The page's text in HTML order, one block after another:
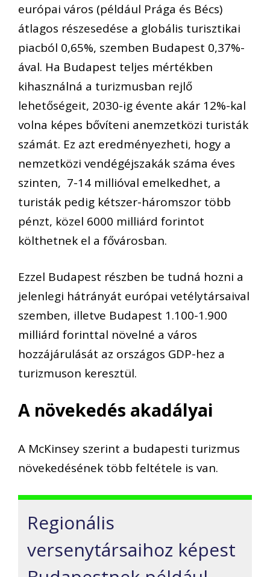
európai város (például Prága és Bécs)
átlagos részesedése a globális turisztikai
piacból 0,65%, szemben Budapest 0,37%-
ával. Ha Budapest teljes mértékben
kihasználná a turizmusban rejlő
lehetőségeit, 2030-ig évente akár 12%-kal
volna képes bővíteni anemzetközi turisták
számát. Ez azt eredményezheti, hogy a
nemzetközi vendégéjszakák száma éves
szinten, 7-14 millióval emelkedhet, a
turisták pedig kétszer-háromszor több
pénzt, közel 6000 milliárd forintot
költhetnek el a fővárosban.
Ezzel Budapest részben be tudná hozni a
jelenlegi hátrányát európai vetélytársaival
szemben, illetve Budapest 1.100-1.900
milliárd forinttal növelné a város
hozzájárulását az országos GDP-hez a
turizmuson keresztül.
A növekedés akadályai
A McKinsey szerint a budapesti turizmus
növekedésének több feltétele is van.
Regionális
versenytársaihoz képest